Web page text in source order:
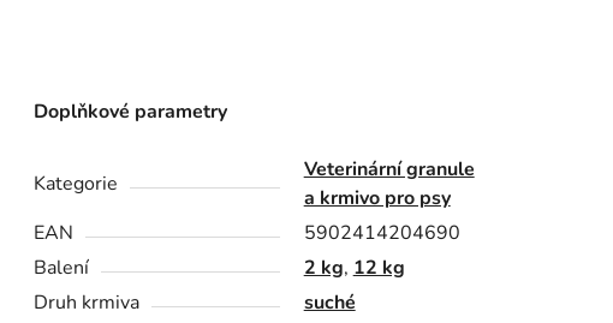
Doplňkové parametry
Kategorie
Veterinární granule
a krmivo pro psy
EAN
5902414204690
Balení
2 kg, 12 kg
Druh krmiva
suché